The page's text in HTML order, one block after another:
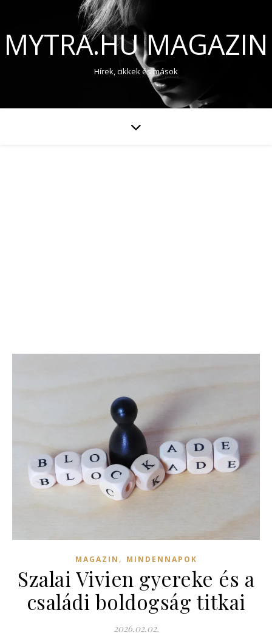
MYTRA.HU MAGAZIN
Hírek, cikkek és mások
MAGAZIN , MINDENNAPOK
Szalai Vivien gyereke és a
családi boldogság titkai
2026.02.02.